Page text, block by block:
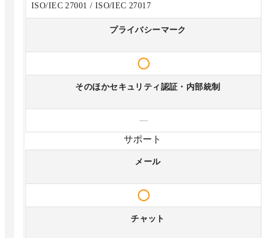
ISO/IEC 27001 / ISO/IEC 27017
プライバシーマーク
そのほかセキュリティ認証・内部統制
—
サポート
メール
チャット